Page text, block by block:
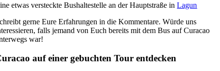
etwas versteckte Bushaltestelle an der Hauptstraße inLagun
gerne Eure Erfahrungen in die Kommentare. Würde uns
falls jemand von Euch bereits mit dem Bus auf Curacao
war!
auf einer gebuchten Tour entdecken